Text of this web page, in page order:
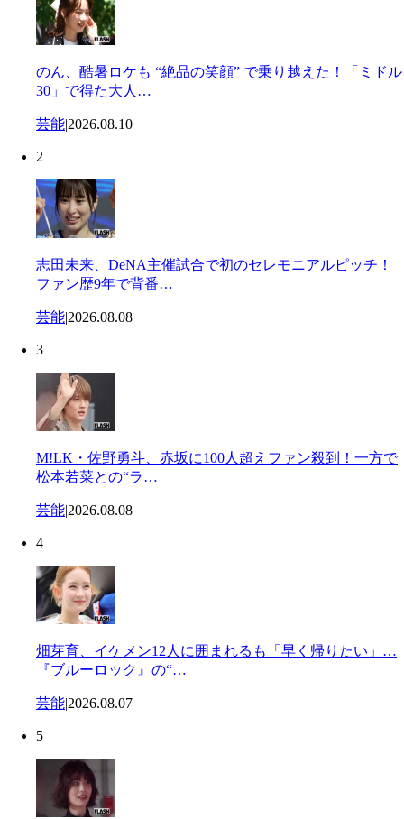
のん、酷暑ロケも “絶品の笑顔” で乗り越えた！「ミドル
30」で得た大人…
芸能|2026.08.10
2
志田未来、DeNA主催試合で初のセレモニアルピッチ！
ファン歴9年で背番…
芸能|2026.08.08
3
M!LK・佐野勇斗、赤坂に100人超えファン殺到！一方で
松本若菜との“ラ…
芸能|2026.08.08
4
畑芽育、イケメン12人に囲まれるも「早く帰りたい」…
『ブルーロック』の“…
芸能|2026.08.07
5